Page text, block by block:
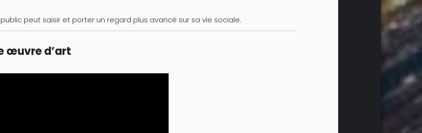
peut saisir et porter un regard plus avancé sur sa vie sociale.
œuvre d’art